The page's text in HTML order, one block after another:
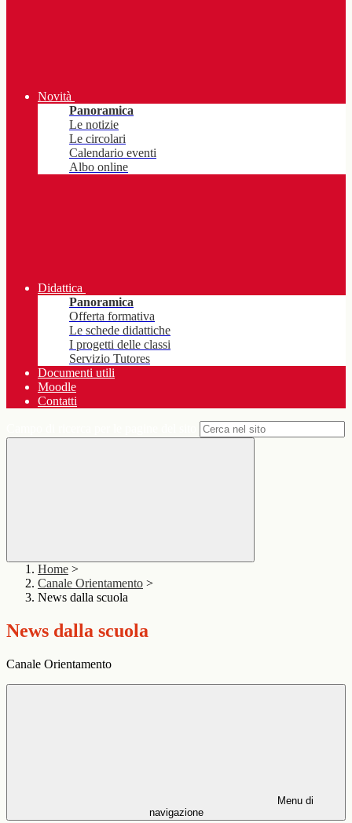
Novità
Panoramica
Le notizie
Le circolari
Calendario eventi
Albo online
Didattica
Panoramica
Offerta formativa
Le schede didattiche
I progetti delle classi
Servizio Tutores
Documenti utili
Moodle
Contatti
Home >
Canale Orientamento >
News dalla scuola
News dalla scuola
Canale Orientamento
Menu di
navigazione